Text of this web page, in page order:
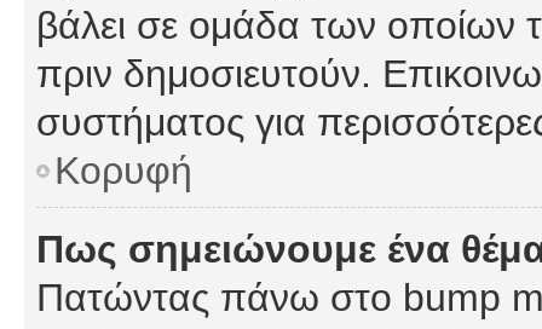
βάλει σε ομάδα των οποίων
πριν δημοσιευτούν.
συστήματος για
Κορυφή
Πως σημειώνουμε ένα
Πατώντας πάνω στο bump